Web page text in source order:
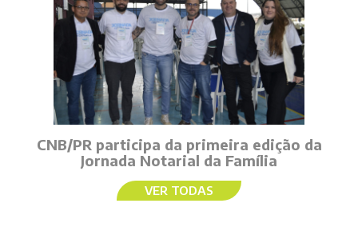
CNB/PR participa da primeira edição da
Jornada Notarial da Família
VER TODAS